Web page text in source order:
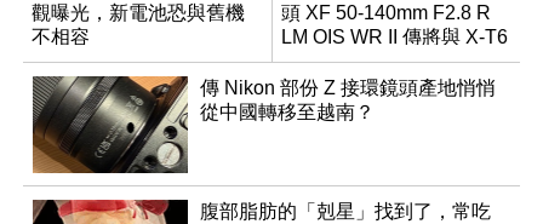
觀曝光，新電池恐與舊機
不相容
頭 XF 50-140mm F2.8 R
LM OIS WR II 傳將與 X-T6
同步亮相
傳 Nikon 部份 Z 接環鏡頭產地悄悄
從中國轉移至越南？
腹部脂肪的「剋星」找到了，常吃